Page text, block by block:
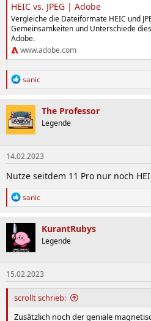
HEIC vs. JPEG | Adobe
Vergleiche die Dateiformate HEIC und
Gemeinsamkeiten und Unterschiede
Adobe.
www.adobe.com
R
k
t
i
o
n
e
n
:
sanic
The Professor
Legende
14.02.2023
Nutze seitdem 11 Pro nur noch
R
k
t
i
o
n
e
n
:
sanic
KurantRubys
Legende
15.02.2023
scrollt schrieb:
Zusätzlich noch der geniale